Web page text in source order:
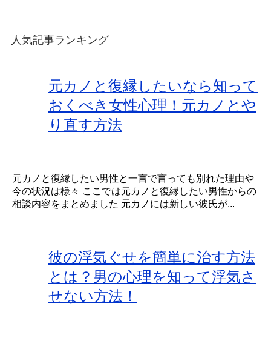
人気記事ランキング
元カノと復縁したいなら知って
おくべき女性心理！元カノとや
り直す方法
元カノと復縁したい男性と一言で言っても別れた理由や
今の状況は様々 ここでは元カノと復縁したい男性からの
相談内容をまとめました 元カノには新しい彼氏が...
彼の浮気ぐせを簡単に治す方法
とは？男の心理を知って浮気さ
せない方法！